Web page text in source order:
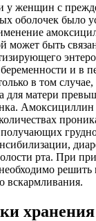
у женщин с
оболочек было
может быть
и в
в том случае,
для матери
Амоксициллин
рта. При
решить
вскармливания.
хранения